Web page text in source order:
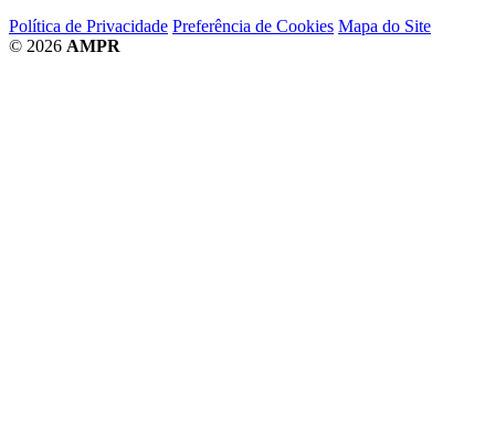
Política de Privacidade Preferência de Cookies Mapa do Site
© 2026 AMPR